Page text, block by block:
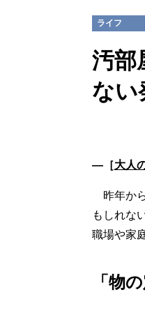
ライフ
汚部
ない
―［大人
昨年から
もしれな
職場や家
「物